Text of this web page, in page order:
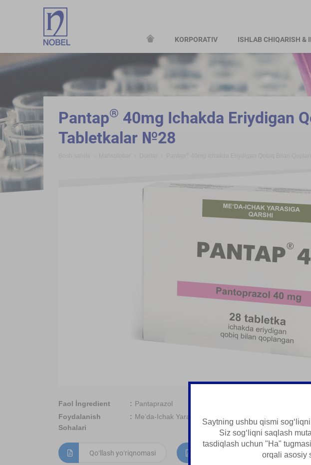
KORPORATIV ISHLAB CHIQARISH &
Pantap® 40mg Ichakda Eriydigan
Tabletkalar №28
Faol İngredient
Pantaprazol
Foydalanish
Sohalari
Me‘da-Ichak Yarasiga Qarshi Vosita
Qoʻllash yoʻriqnomasi Mahsulot haqida qisqa maʻlumot
Saytning ushbu qismi
Siz sogʻliqni saqlash
tasdiqlash uchun "Ha"
orqali asosiy